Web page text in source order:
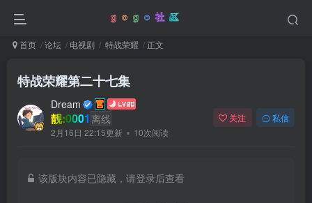
首页 论坛 电视剧 特战荣耀 正文
特战荣耀第二十七集
Dream
靓:0001 离线
2月16日 22:15更新 10次阅读
关注 私信
该版块内容已隐藏，请登录后查看